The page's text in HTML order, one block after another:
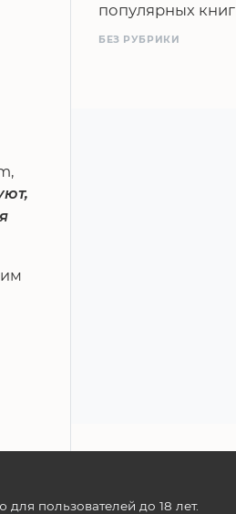
популярных книг
БЕЗ РУБРИКИ
пользователей до 18 лет.